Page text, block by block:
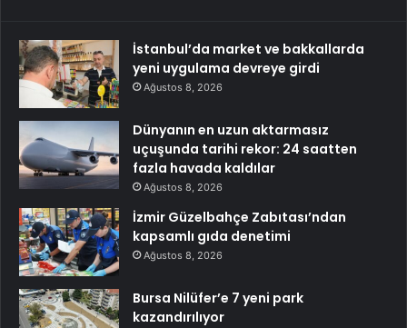
İstanbul’da market ve bakkallarda
yeni uygulama devreye girdi
Ağustos 8, 2026
Dünyanın en uzun aktarmasız
uçuşunda tarihi rekor: 24 saatten
fazla havada kaldılar
Ağustos 8, 2026
İzmir Güzelbahçe Zabıtası’ndan
kapsamlı gıda denetimi
Ağustos 8, 2026
Bursa Nilüfer’e 7 yeni park
kazandırılıyor